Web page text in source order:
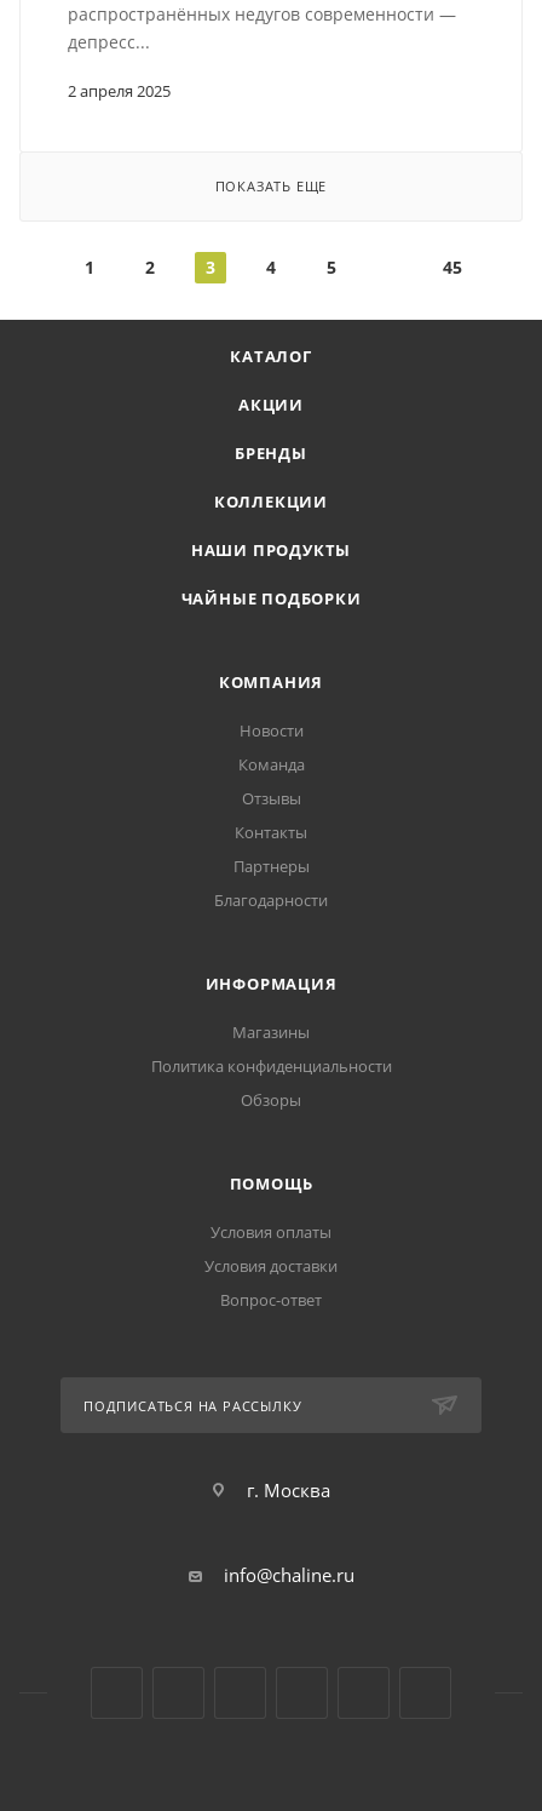
2 апреля 2025
распространённых недугов современности —
депресс...
ПОКАЗАТЬ ЕЩЕ
1 2 3 4 5 45
КАТАЛОГ
АКЦИИ
БРЕНДЫ
КОЛЛЕКЦИИ
НАШИ ПРОДУКТЫ
ЧАЙНЫЕ ПОДБОРКИ
КОМПАНИЯ
Новости
Команда
Отзывы
Контакты
Партнеры
Благодарности
ИНФОРМАЦИЯ
Магазины
Политика конфиденциальности
Обзоры
ПОМОЩЬ
Условия оплаты
Условия доставки
Вопрос-ответ
ПОДПИСАТЬСЯ НА РАССЫЛКУ
г. Москва
info@chaline.ru